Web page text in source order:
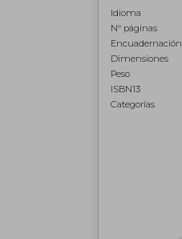
Idioma
N° páginas
Encuadernación
Dimensiones
Peso
ISBN13
Categorías